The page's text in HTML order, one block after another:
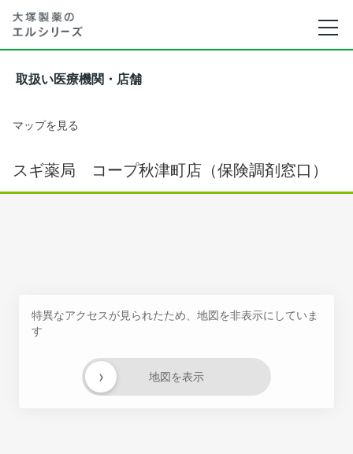
取扱い医療機関・店舗
マップを見る
スギ薬局 コープ秋津町店（保険調剤窓口）
特異なアクセスが見られたため、地図を非表示にしていま
す
地図を表示
›